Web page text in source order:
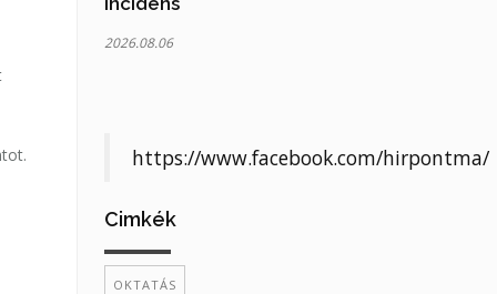
2026.08.06
https://www.facebook.com/hirpontma/
Cimkék
OKTATÁS